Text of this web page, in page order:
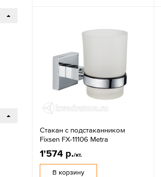
Стакан с подстаканником
Fixsen FX-11106 Metra
1'574 р./кт.
В корзину